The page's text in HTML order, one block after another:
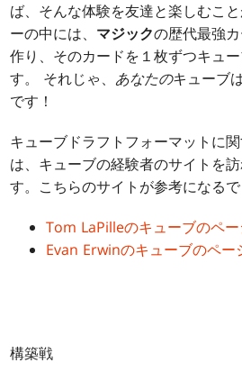
ば、そんな体験を友達と楽しむこ
ーの中には、 マジックの歴代最強
作り、そのカードを１枚ずつキュ
す。 それじゃ、 あなたのキューブ
です！
キューブドラフトフォーマットに
は、キューブの経験者のサイトを
す。こちらのサイトが参考になるで
Tom LaPilleのキューブのペー
Evan Erwinのキューブのペー
構築戦